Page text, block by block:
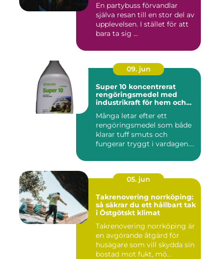
En partybuss förvandlar
själva resan till en stor del av
upplevelsen. I stället för att
bara ta sig ...
09. jun
Super 10 koncentrerat
rengöringsmedel med
industrikraft för hem och
Många letar efter ett
rengöringsmedel som både
klarar tuff smuts och
fungerar tryggt i vardagen.
05. jun
Takrenovering norrköping:
så säkrar du ett hållbart tak
i Östgötskt klimat
Takrenovering norrköping är
en avgörande åtgärd för
husägare som vill skydda sin
bostad mot fukt, mö...